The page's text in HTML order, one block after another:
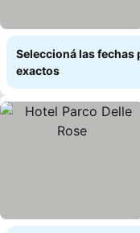
Seleccioná las fechas
exactos